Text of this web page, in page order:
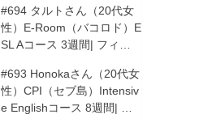
#694 タルトさん（20代女
性）E-Room（バコロド）E
SL Aコース 3週間| フィリ
#693 Honokaさん（20代女
性）CPI（セブ島）Intensiv
e Englishコース 8週間| フ